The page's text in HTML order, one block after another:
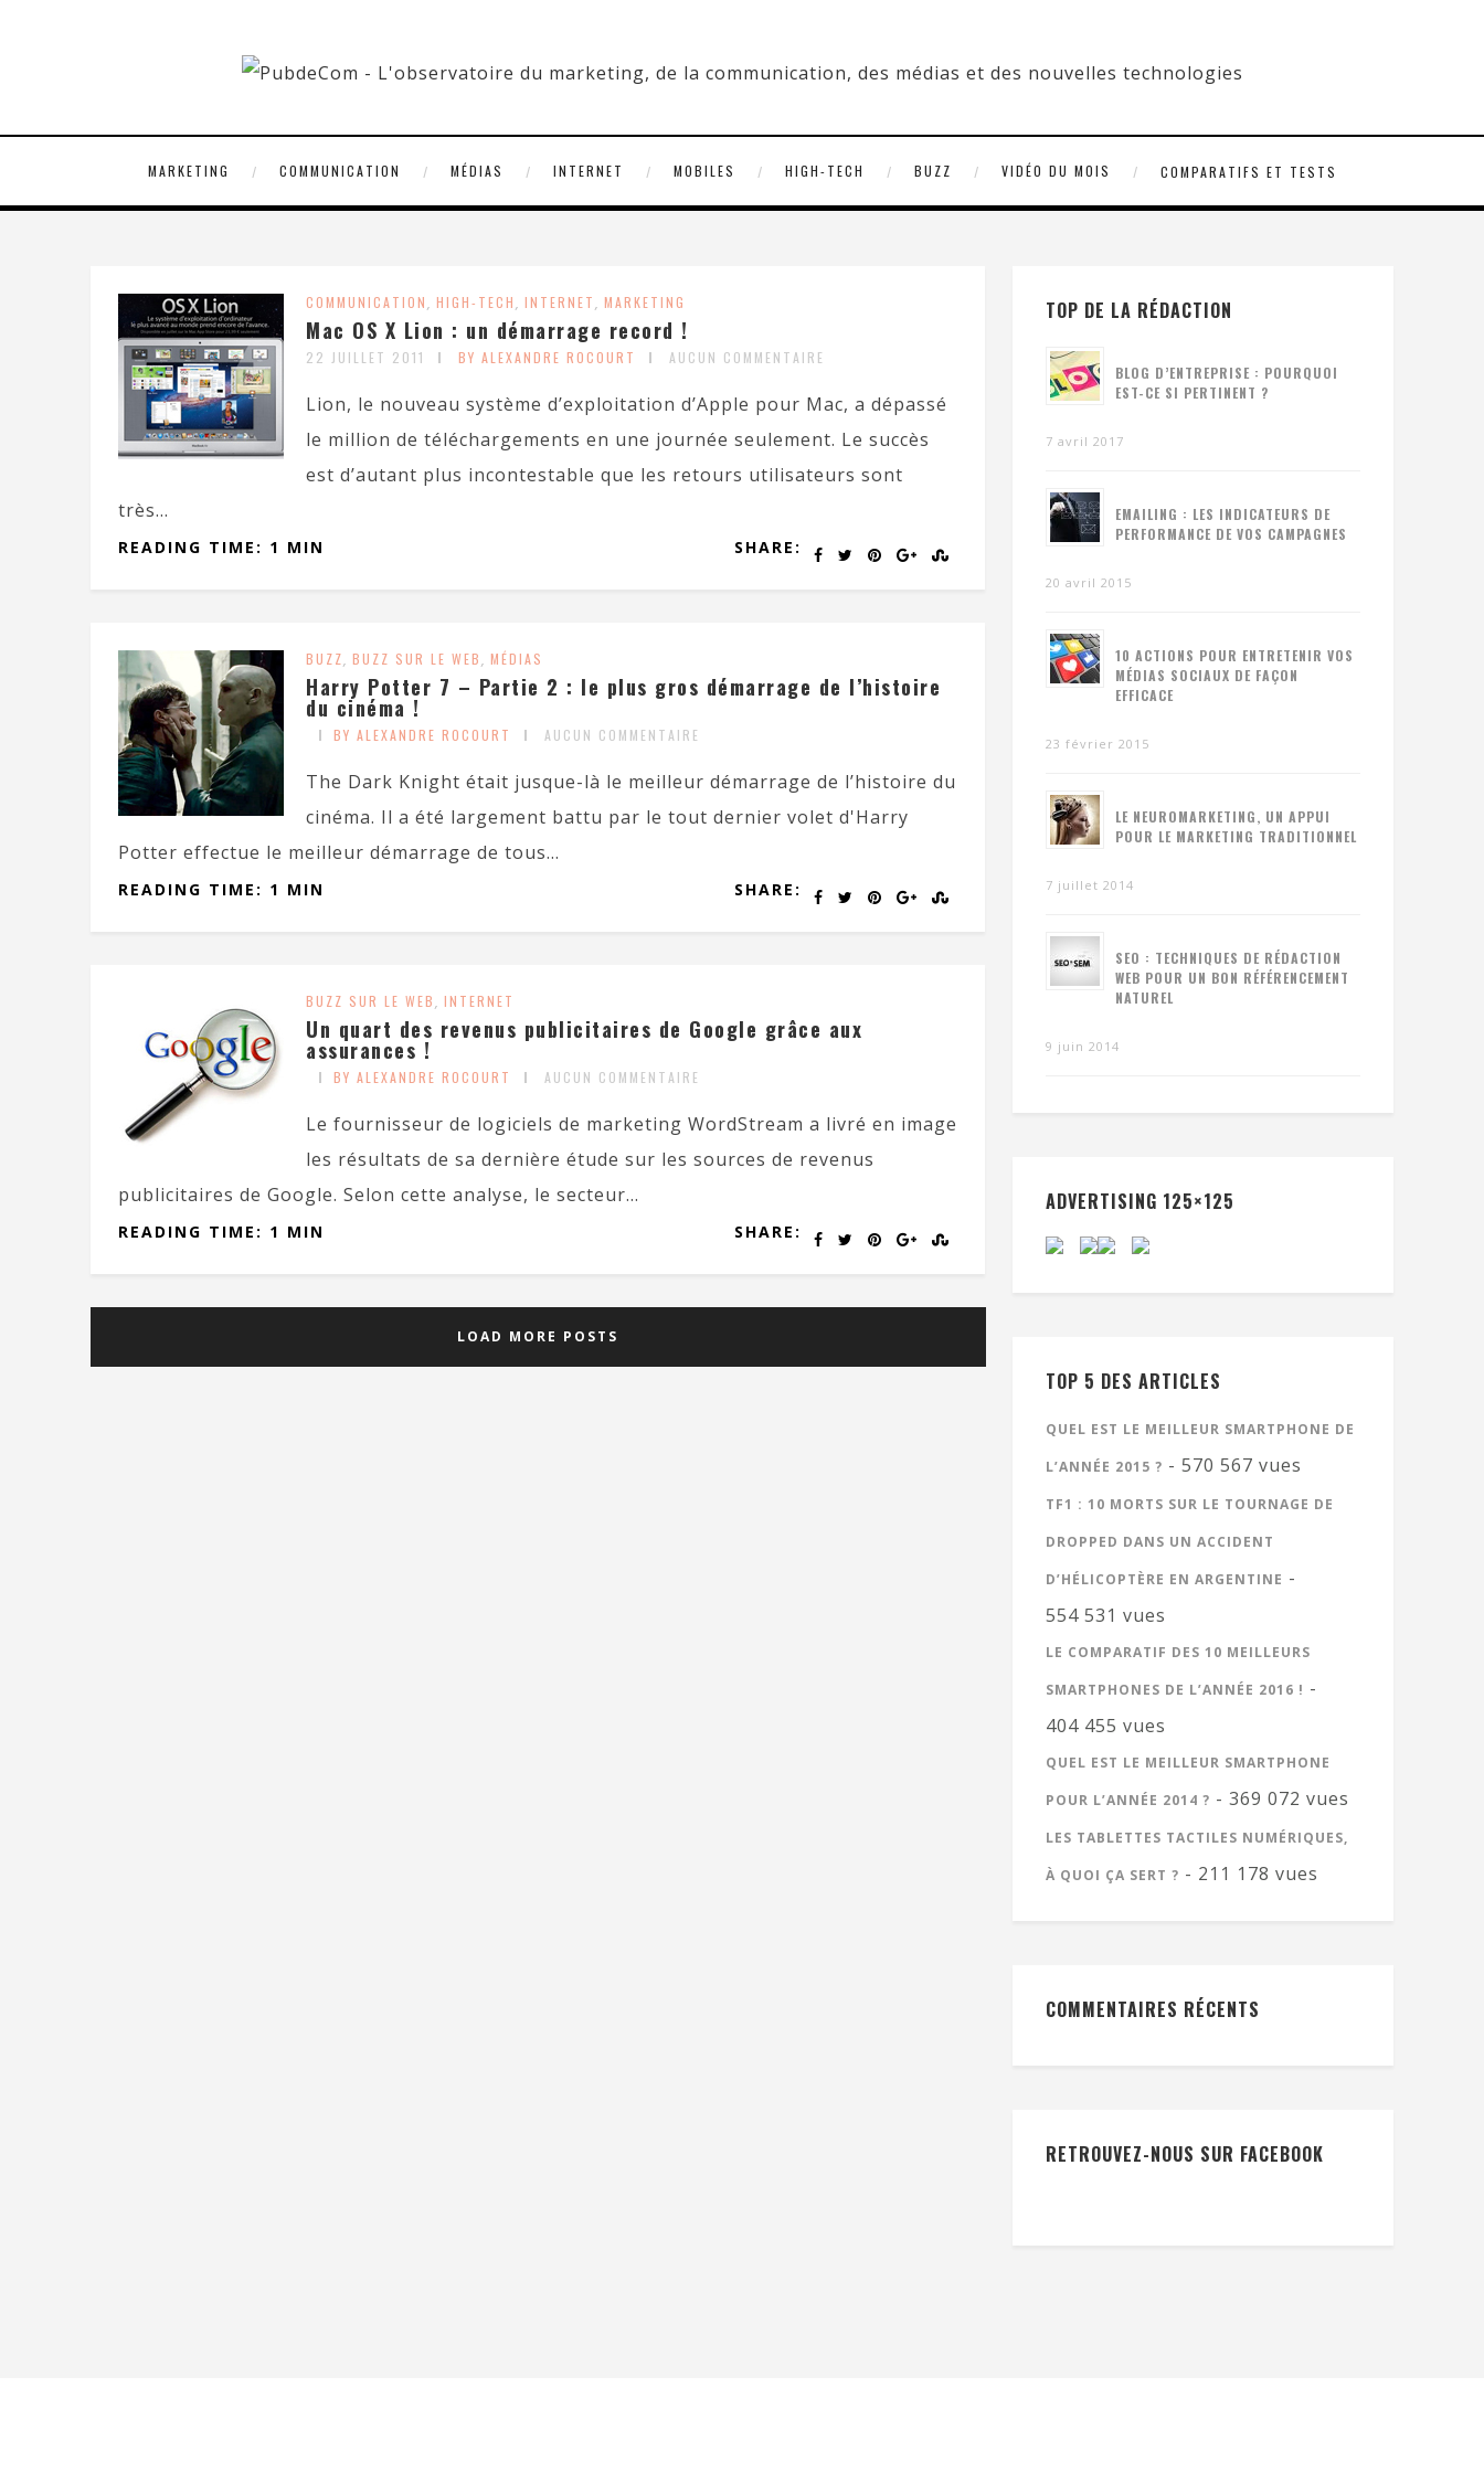
MARKETING COMMUNICATION MÉDIAS INTERNET MOBILES HIGH-TECH BUZZ VIDÉO DU MOIS COMPARATIFS ET TESTS
COMMUNICATION, HIGH-TECH, INTERNET, MARKETING
Mac OS X Lion : un démarrage record !
22 JUILLET 2011 BY ALEXANDRE ROCOURT AUCUN COMMENTAIRE
Lion, le nouveau système d’exploitation d’Apple pour Mac, a dépassé
le million de téléchargements en une journée seulement. Le succès
est d’autant plus incontestable que les retours utilisateurs sont
très...
SHARE:
READING TIME: 1 MIN
BUZZ, BUZZ SUR LE WEB, MÉDIAS
Harry Potter 7 – Partie 2 : le plus gros démarrage de l’histoire
du cinéma !
BY ALEXANDRE ROCOURT AUCUN COMMENTAIRE
The Dark Knight était jusque-là le meilleur démarrage de l’histoire du
cinéma. Il a été largement battu par le tout dernier volet d'Harry
Potter effectue le meilleur démarrage de tous...
SHARE:
READING TIME: 1 MIN
BUZZ SUR LE WEB, INTERNET
Un quart des revenus publicitaires de Google grâce aux
assurances !
BY ALEXANDRE ROCOURT AUCUN COMMENTAIRE
Le fournisseur de logiciels de marketing WordStream a livré en image
les résultats de sa dernière étude sur les sources de revenus
publicitaires de Google. Selon cette analyse, le secteur...
SHARE:
READING TIME: 1 MIN
LOAD MORE POSTS
TOP DE LA RÉDACTION
BLOG D’ENTREPRISE : POURQUOI
EST-CE SI PERTINENT ?
7 avril 2017
EMAILING : LES INDICATEURS DE
PERFORMANCE DE VOS CAMPAGNES
20 avril 2015
10 ACTIONS POUR ENTRETENIR VOS
MÉDIAS SOCIAUX DE FAÇON
EFFICACE
23 février 2015
LE NEUROMARKETING, UN APPUI
POUR LE MARKETING TRADITIONNEL
7 juillet 2014
SEO : TECHNIQUES DE RÉDACTION
WEB POUR UN BON RÉFÉRENCEMENT
NATUREL
9 juin 2014
ADVERTISING 125×125
TOP 5 DES ARTICLES
QUEL EST LE MEILLEUR SMARTPHONE DE
L’ANNÉE 2015 ? - 570 567 vues
TF1 : 10 MORTS SUR LE TOURNAGE DE
DROPPED DANS UN ACCIDENT
D’HÉLICOPTÈRE EN ARGENTINE -
554 531 vues
LE COMPARATIF DES 10 MEILLEURS
SMARTPHONES DE L’ANNÉE 2016 ! -
404 455 vues
QUEL EST LE MEILLEUR SMARTPHONE
POUR L’ANNÉE 2014 ? - 369 072 vues
LES TABLETTES TACTILES NUMÉRIQUES,
À QUOI ÇA SERT ? - 211 178 vues
COMMENTAIRES RÉCENTS
RETROUVEZ-NOUS SUR FACEBOOK